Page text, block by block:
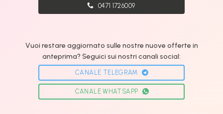
0471 1726009
Vuoi restare aggiornato sulle nostre nuove offerte in
anteprima? Seguici sui nostri canali social:
CANALE TELEGRAM
CANALE WHATSAPP